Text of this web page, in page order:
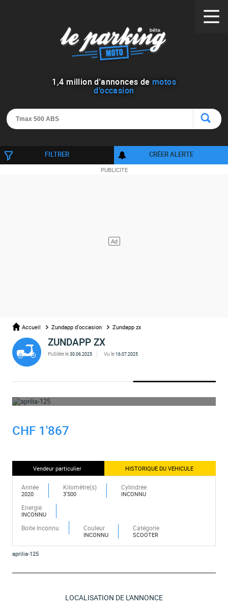
1 ,4 million d'annonces de motos
d’occasion
FILTRER CRÉER ALERTE
Accueil Zundapp d'occasion Zundapp zx
ZUNDAPP ZX
Publiée le30.06.2025 Vu le16.07.2025
CHF 1'867
Vendeur particulier HISTORIQUE DU VEHICULE
Année
2020
Kilomètre(s)
3'500
Cylindrée
INCONNU
Energie
INCONNU
Boite Inconnu Couleur
INCONNU
Catégorie
SCOOTER
aprilia-125
LOCALISATION DE L'ANNONCE